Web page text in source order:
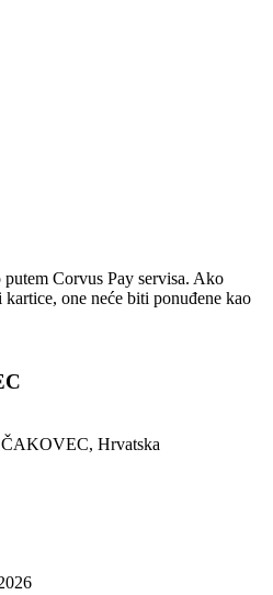
Corvus Pay servisa. Ako
one neće biti ponuđene kao
Hrvatska